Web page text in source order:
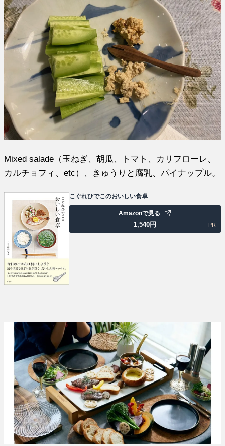
Mixed salade（玉ねぎ、胡瓜、トマト、カリフローレ、
カルチョフィ、etc）、きゅうりと腐乳、パイナップル。
こぐれひでこのおいしい食卓
1,540円
Amazonで見る
PR